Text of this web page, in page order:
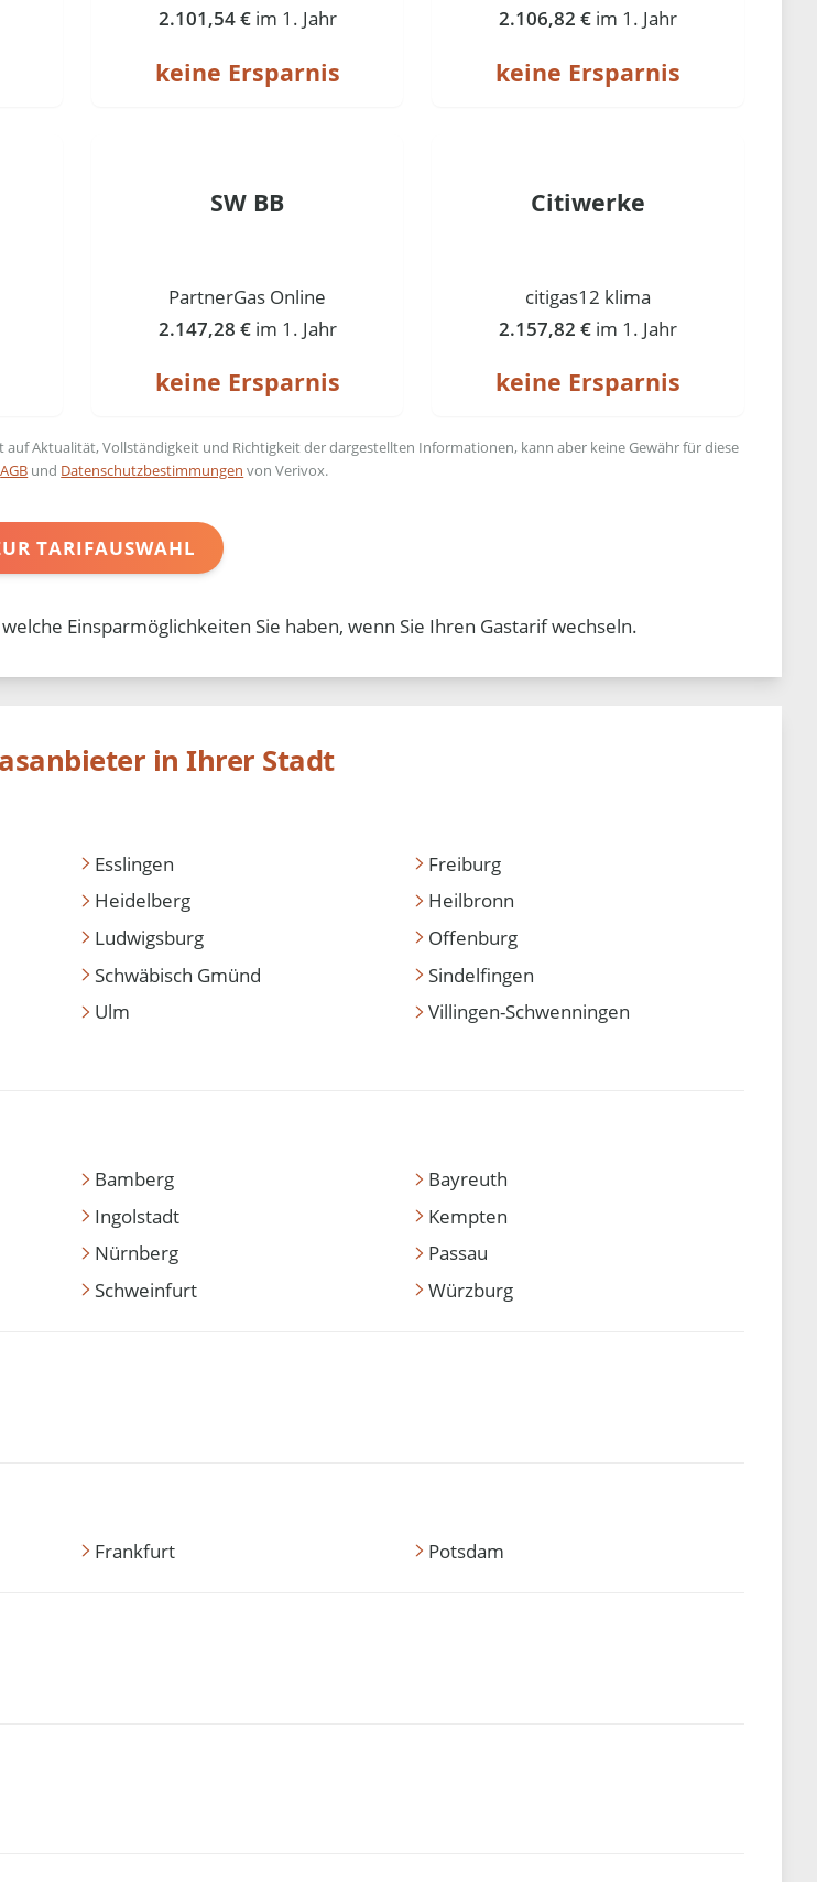
2.101,54 € im 1. Jahr
keine Ersparnis
2.106,82 € im 1. Jahr
keine Ersparnis
SW BB
PartnerGas Online
2.147,28 € im 1. Jahr
keine Ersparnis
Citiwerke
citigas12 klima
2.157,82 € im 1. Jahr
keine Ersparnis
Aktualität, Vollständigkeit und Richtigkeit der dargestellten Informationen, kann aber keine Gewähr für diese
AGB und Datenschutzbestimmungen von Verivox.
TARIFAUSWAHL
Einsparmöglichkeiten Sie haben, wenn Sie Ihren Gastarif wechseln.
in Ihrer Stadt
Esslingen
Freiburg
Heidelberg
Heilbronn
Ludwigsburg
Offenburg
Schwäbisch Gmünd
Sindelfingen
Ulm
Villingen-Schwenningen
Bamberg
Bayreuth
Ingolstadt
Kempten
Nürnberg
Passau
Schweinfurt Würzburg
Frankfurt Potsdam